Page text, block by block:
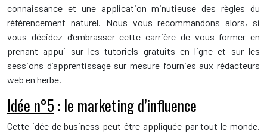
connaissance et une application minutieuse des règles du
référencement naturel. Nous vous recommandons alors, si
vous décidez d’embrasser cette carrière de vous former en
prenant appui sur les tutoriels gratuits en ligne et sur les
sessions d’apprentissage sur mesure fournies aux rédacteurs
web en herbe.
Idée n°5 : le marketing d’influence
Cette idée de business peut être appliquée par tout le monde.